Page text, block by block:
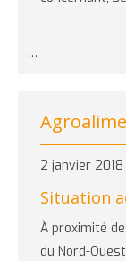
…
2 janvier 2018
Situation
À proximité
du Nord-